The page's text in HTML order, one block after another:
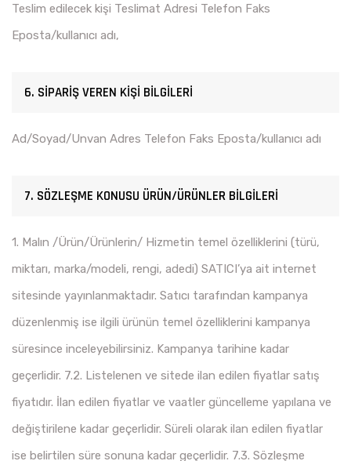
Teslim edilecek kişi Teslimat Adresi Telefon Faks
Eposta/kullanıcı adı,
6. SİPARİŞ VEREN KİŞİ BİLGİLERİ
Ad/Soyad/Unvan Adres Telefon Faks Eposta/kullanıcı adı
7. SÖZLEŞME KONUSU ÜRÜN/ÜRÜNLER BİLGİLERİ
1. Malın /Ürün/Ürünlerin/ Hizmetin temel özelliklerini (türü,
miktarı, marka/modeli, rengi, adedi) SATICI’ya ait internet
sitesinde yayınlanmaktadır. Satıcı tarafından kampanya
düzenlenmiş ise ilgili ürünün temel özelliklerini kampanya
süresince inceleyebilirsiniz. Kampanya tarihine kadar
geçerlidir. 7.2. Listelenen ve sitede ilan edilen fiyatlar satış
fiyatıdır. İlan edilen fiyatlar ve vaatler güncelleme yapılana ve
değiştirilene kadar geçerlidir. Süreli olarak ilan edilen fiyatlar
ise belirtilen süre sonuna kadar geçerlidir. 7.3. Sözleşme